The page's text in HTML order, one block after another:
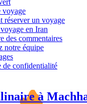
voyage
réserver un voyage
en Iran
des commentaires
notre équipe
de confidentialité
à